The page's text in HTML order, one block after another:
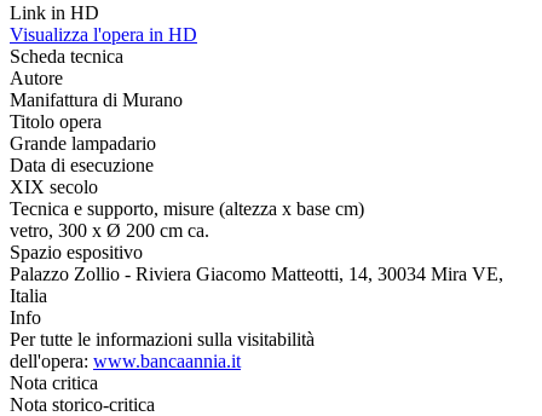
Link in HD
Visualizza l'opera in HD
Scheda tecnica
Autore
Manifattura di Murano
Titolo opera
Grande lampadario
Data di esecuzione
XIX secolo
Tecnica e supporto, misure (altezza x base cm)
vetro, 300 x Ø 200 cm ca.
Spazio espositivo
Palazzo Zollio - Riviera Giacomo Matteotti, 14, 30034 Mira VE,
Italia
Info
Per tutte le informazioni sulla visitabilità
dell'opera: www.bancaannia.it
Nota critica
Nota storico-critica